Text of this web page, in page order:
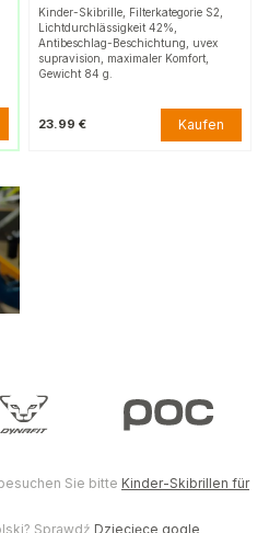
Kinder-Skibrille, Filterkategorie S2,
Lichtdurchlässigkeit 42%,
Antibeschlag-Beschichtung, uvex
supravision, maximaler Komfort,
Gewicht 84 g.
23.99 € Kaufen
Sie bitte Kinder-Skibrillen für
Sprawdź Dziecięce gogle